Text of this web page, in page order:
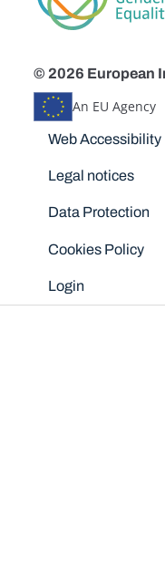
© 2026 European
An EU Agency
Disclaimers
Web Accessibility
Legal notices
Data Protection
Cookies Policy
Login